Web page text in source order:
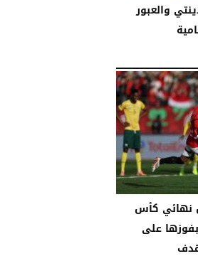
والعبور
صـ
نهائي كأس
بفوزها على